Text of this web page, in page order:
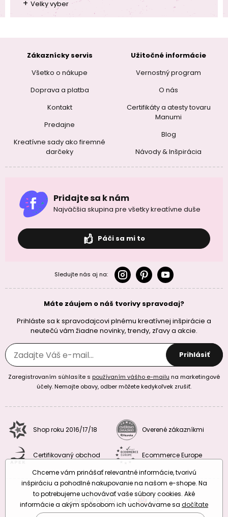
+ Velky vyber
Zákaznícky servis
Všetko o nákupe
Doprava a platba
Kontakt
Predajne
Kreatívne sady ako firemné
darčeky
Užitočné informácie
Vernostný program
O nás
Certifikáty a atesty tovaru
Manumi
Blog
Návody & Inšpirácia
Pridajte sa k nám
Najväčšia skupina pre všetky kreatívne duše
Páči sa mi to
Sledujte nás aj na:
Máte záujem o náš tvorivy spravodaj?
Prihláste sa k spravodajcovi plnému kreatívnej inšpirácie a
neutečú vám žiadne novinky, trendy, zľavy a akcie.
Prihlásiť
Zaregistrovaním súhlasíte s používaním vášho e-mailu na marketingové
účely. Nemajte obavy, odber môžete kedykoľvek zrušiť.
Shop roku 2016/17/18 Overené zákazníkmi
Certifikovaný obchod Ecommerce Europe
Prepnúť verziu: CZSK
Chceme vám prinášať relevantné informácie, tvorivú
inšpiráciu a pohodlné nakupovanie na našom e-shope. Na
to potrebujeme uchovávať vaše súbory cookies. Aké
informácie a akým spôsobom ich uchovávame sa dočítate